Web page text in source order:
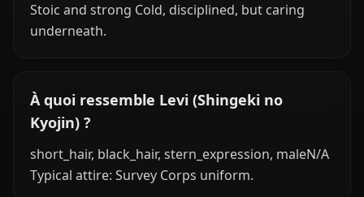
Stoic and strong Cold, disciplined, but caring
underneath.
À quoi ressemble Levi (Shingeki no
Kyojin) ?
short_hair, black_hair, stern_expression, maleN/A
Typical attire: Survey Corps uniform.